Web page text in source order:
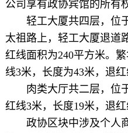
公司享有政协宾馆的所有
轻工大厦共四层，位于
太祖路上，轻工大厦退道
红线面积为240平方米。
线3米，长度为43米，退红
肉类大厅共二层，位
红线3米，长度19米，退红
政协区块中涉及个人